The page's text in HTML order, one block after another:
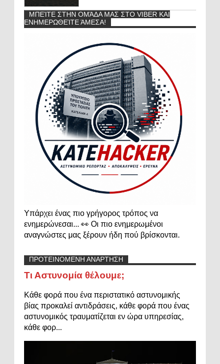
ΜΠΕΊΤΕ ΣΤΗΝ ΟΜΆΔΑ ΜΑΣ ΣΤΟ VIBER ΚΑΙ
ΕΝΗΜΕΡΩΘΕΊΤΕ ΆΜΕΣΑ!
Υπάρχει ένας πιο γρήγορος τρόπος να
ενημερώνεσαι... 👀 Οι πιο ενημερωμένοι
αναγνώστες μας ξέρουν ήδη πού βρίσκονται.
ΠΡΟΤΕΙΝΟΜΕΝΗ ΑΝΑΡΤΗΣΗ
Τι Αστυνομία θέλουμε;
Κάθε φορά που ένα περιστατικό αστυνομικής
βίας προκαλεί αντιδράσεις, κάθε φορά που ένας
αστυνομικός τραυματίζεται εν ώρα υπηρεσίας,
κάθε φορ...